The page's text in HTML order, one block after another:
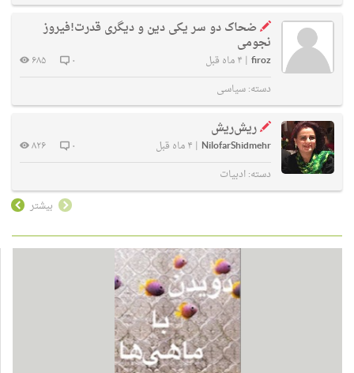
ضحاک دو سر یکی دین و دیگری قدرت!فیروز
نجومی
firoz
| ۴ ماه قبل ۰
۶۸۵
دسته:سیاسی
ریش‌ریش
NilofarShidmehr
| ۴ ماه قبل ۰
۸۲۶
دسته:ادبیات
بیشتر